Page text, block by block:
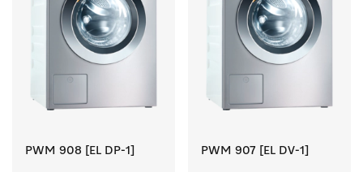
PWM 908 [EL DP-1] PWM 907 [EL DV-1]